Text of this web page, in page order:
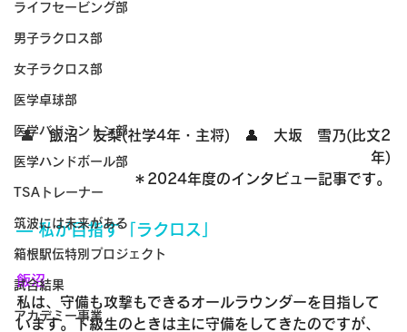
ライフセービング部
男子ラクロス部
女子ラクロス部
医学卓球部
医学バドミントン部
医学ハンドボール部
TSAトレーナー
筑波には未来がある
箱根駅伝特別プロジェクト
試合結果
アカデミー事業
👤 飯沼　友梨(社学4年・主将)　👤　大坂　雪乃(比文2
年)
＊2024年度のインタビュー記事です。
― 私が目指す「ラクロス」
飯沼
私は、守備も攻撃もできるオールラウンダーを目指して
います。下級生のときは主に守備をしてきたのですが、